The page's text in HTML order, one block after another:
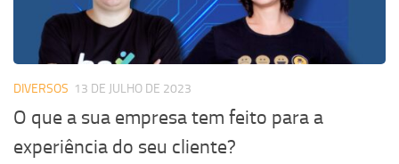
DIVERSOS 13 DE JULHO DE 2023
O que a sua empresa tem feito para a
experiência do seu cliente?